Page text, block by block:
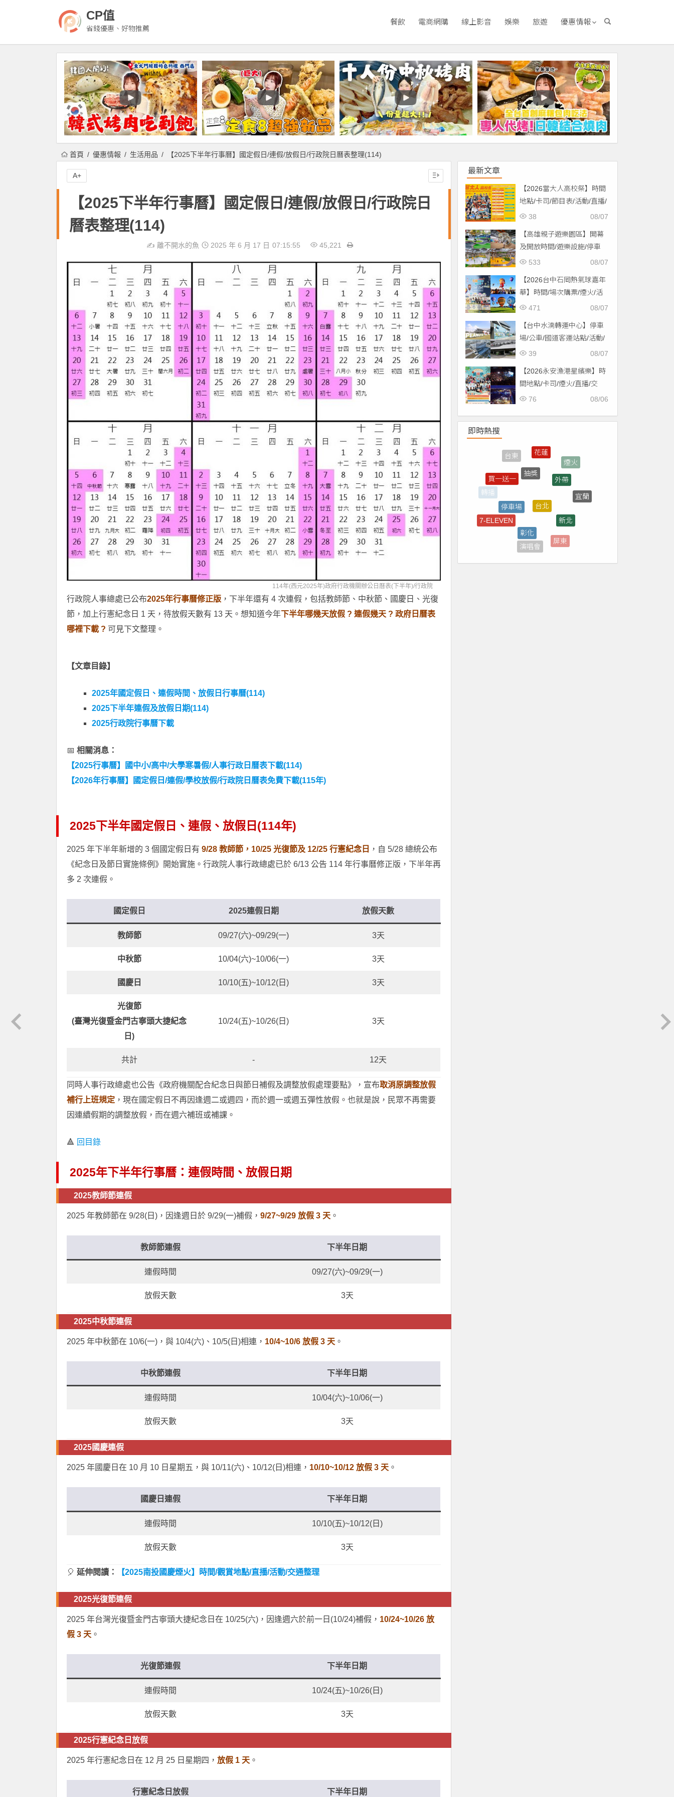
CP值
省錢優惠、好物推薦
餐飲 電商網購 線上影音 娛樂 旅遊 優惠情報
首頁 優惠情報 生活用品 【2025下半年行事曆】國定假日/連假/放假日/行政院日曆表整理(114)
【2025下半年行事曆】國定假日/連假/放假日/行政院日
曆表整理(114)
✍️離不開水的魚 2025 年 6 月 17 日 07:15:55 45,221
114年(西元2025年)政府行政機關辦公日曆表(下半年)/行政院
行政院人事總處已公布2025年行事曆修正版 ，下半年還有 4 次連假，包括教師節、中秋節、國慶日、光復
節，加上行憲紀念日 1 天，待放假天數有 13 天。想知道今年下半年哪幾天放假 ? 連假幾天 ? 政府日曆表
哪裡下載 ? 可見下文整理。
【文章目錄】
2025年國定假日、連假時間、放假日行事曆(114)
2025下半年連假及放假日期(114)
2025行政院行事曆下載
📅 相關消息：
【2025行事曆】國中小/高中/大學寒暑假/人事行政日曆表下載(114)
【2026年行事曆】國定假日/連假/學校放假/行政院日曆表免費下載(115年)
2025下半年國定假日、連假、放假日(114年)
2025 年下半年新增的 3 個國定假日有 9/28 教師節，10/25 光復節及 12/25 行憲紀念日 ，自 5/28 總統公布
《紀念日及節日實施條例》開始實施。行政院人事行政總處已於 6/13 公告 114 年行事曆修正版，下半年再
多 2 次連假。
國定假日 2025連假日期 放假天數
教師節 09/27(六)~09/29(一) 3天
中秋節 10/04(六)~10/06(一) 3天
國慶日 10/10(五)~10/12(日) 3天
光復節
(臺灣光復暨金門古寧頭大捷紀念
日)
10/24(五)~10/26(日) 3天
共計 - 12天
同時人事行政總處也公告《政府機關配合紀念日與節日補假及調整放假處理要點》，宣布取消原調整放假
補行上班規定 ，現在國定假日不再因逢週二或週四，而於週一或週五彈性放假。也就是說，民眾不再需要
因連續假期的調整放假，而在週六補班或補課。
🔺 回目錄
2025年下半年行事曆：連假時間、放假日期
2025教師節連假
2025 年教師節在 9/28(日)，因逢週日於 9/29(一)補假， 9/27~9/29 放假 3 天 。
教師節連假 下半年日期
連假時間 09/27(六)~09/29(一)
放假天數 3天
2025中秋節連假
2025 年中秋節在 10/6(一)，與 10/4(六)、10/5(日)相連， 10/4~10/6 放假 3 天 。
中秋節連假 下半年日期
連假時間 10/04(六)~10/06(一)
放假天數 3天
2025國慶連假
2025 年國慶日在 10 月 10 日星期五，與 10/11(六)、10/12(日)相連， 10/10~10/12 放假 3 天 。
國慶日連假 下半年日期
連假時間 10/10(五)~10/12(日)
放假天數 3天
🎈 延伸閱讀： 【2025南投國慶煙火】時間/觀賞地點/直播/活動/交通整理
2025光復節連假
2025 年台灣光復暨金門古寧頭大捷紀念日在 10/25(六)，因逢週六於前一日(10/24)補假， 10/24~10/26 放
假 3 天 。
光復節連假 下半年日期
連假時間 10/24(五)~10/26(日)
放假天數 3天
2025行憲紀念日放假
2025 年行憲紀念日在 12 月 25 日星期四， 放假 1 天 。
行憲紀念日放假 下半年日期
A+
最新文章
【2026當大人高校祭】時間
地點/卡司/節目表/活動/直播/
交通，免費入場！
08/07
38
【高雄親子遊樂園區】開幕
及開放時間/遊樂設施/停車
場/交通一次看！
08/07
533
【2026台中石岡熱氣球嘉年
華】時間/場次購票/煙火/活
動/交通，土牛運動公園登08/07
471
【台中水湳轉運中心】停車
場/公車/國道客運站點/活動/
交通，啟用免費停車！ 08/07
39
【2026永安漁港星繽樂】時
間地點/卡司/煙火/直播/交
通，免費入場！
08/06
76
即時熱搜
轉播
抽獎
外帶
高雄
全家
7-ELEVEN
停車場
台北
新北
屏東
演唱會
彰化